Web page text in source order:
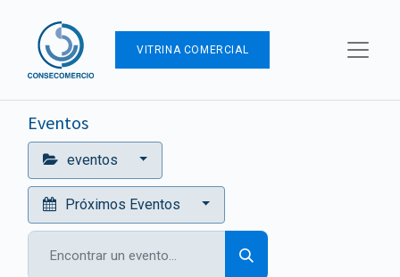
VITRINA COMERCIAL
Eventos
eventos
Próximos Eventos